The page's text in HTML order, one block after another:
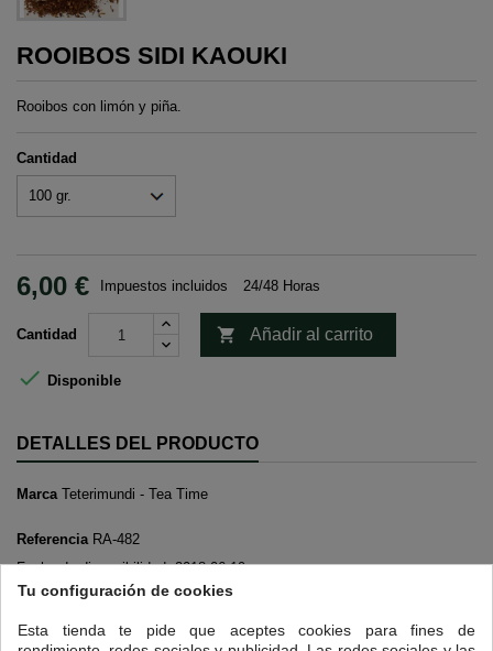
ROOIBOS SIDI KAOUKI
Rooibos con limón y piña.
Cantidad
6,00 € Impuestos incluidos 24/48 Horas
Cantidad  Añadir al carrito
 Disponible
DETALLES DEL PRODUCTO
Marca Teterimundi - Tea Time
Referencia RA-482
Fecha de disponibilidad: 2018-06-19
16 OTROS PRODUCTOS EN LA MISMA CATEGORÍA:
Tu configuración de cookies
Esta tienda te pide que aceptes cookies para fines de